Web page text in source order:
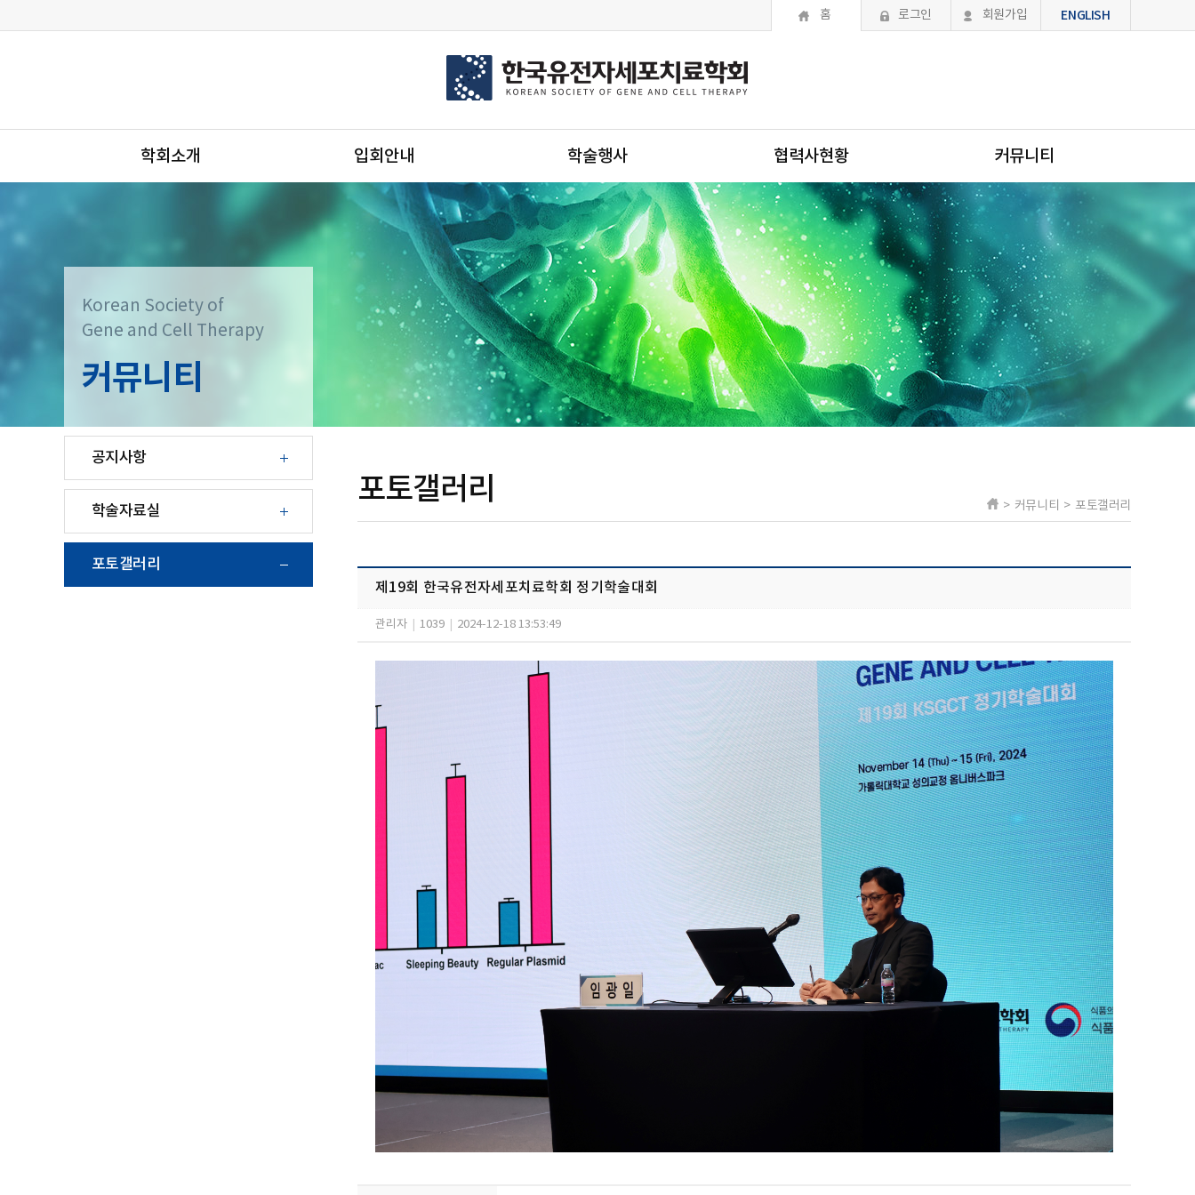
홈 로그인 회원가입 ENGLISH
학회소개 입회안내 학술행사 협력사현황 커뮤니티
Korean Society of
Gene and Cell Therapy
커뮤니티
공지사항
학술자료실
포토갤러리
포토갤러리 > 커뮤니티 > 포토갤러리
제19회 한국유전자세포치료학회 정기학술대회
관리자 1039 2024-12-18 13:53:49